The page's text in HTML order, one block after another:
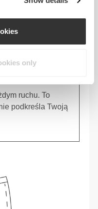
only
ruchu. To
podkreśla Twoją